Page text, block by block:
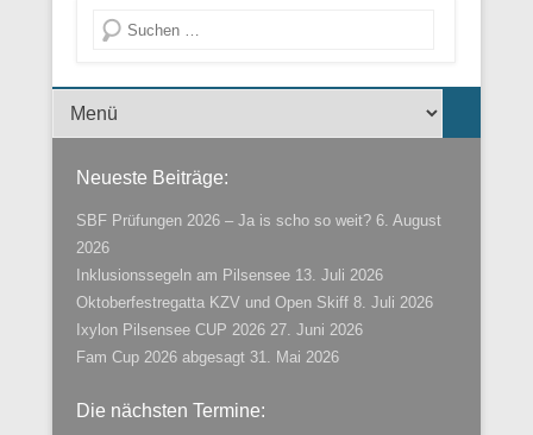
Suche
Menü der Fußzeile
Neueste Beiträge:
SBF Prüfungen 2026 – Ja is scho so weit? 6. August
2026
Inklusionssegeln am Pilsensee 13. Juli 2026
Oktoberfestregatta KZV und Open Skiff 8. Juli 2026
Ixylon Pilsensee CUP 2026 27. Juni 2026
Fam Cup 2026 abgesagt 31. Mai 2026
Die nächsten Termine: